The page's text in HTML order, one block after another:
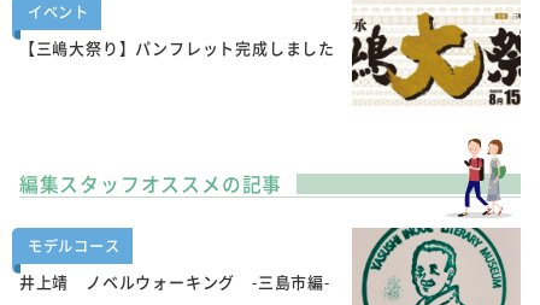
イベント
【三嶋大祭り】パンフレット完成しました
編集スタッフオススメの記事
モデルコース
井上靖 ノベルウォーキング -三島市編-